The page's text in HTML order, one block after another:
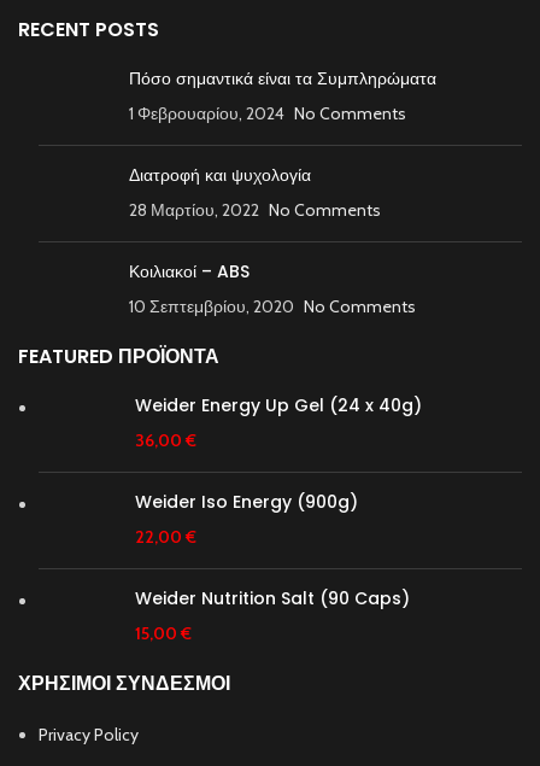
RECENT POSTS
Πόσο σημαντικά είναι τα Συμπληρώματα
1 Φεβρουαρίου, 2024 No Comments
Διατροφή και ψυχολογία
28 Μαρτίου, 2022 No Comments
Κοιλιακοί – ABS
10 Σεπτεμβρίου, 2020 No Comments
FEATURED ΠΡΟΪΟΝΤΑ
Weider Energy Up Gel (24 x 40g)
36,00 €
Weider Iso Energy (900g)
22,00 €
Weider Nutrition Salt (90 Caps)
15,00 €
ΧΡΗΣΙΜΟΙ ΣΥΝΔΕΣΜΟΙ
Privacy Policy